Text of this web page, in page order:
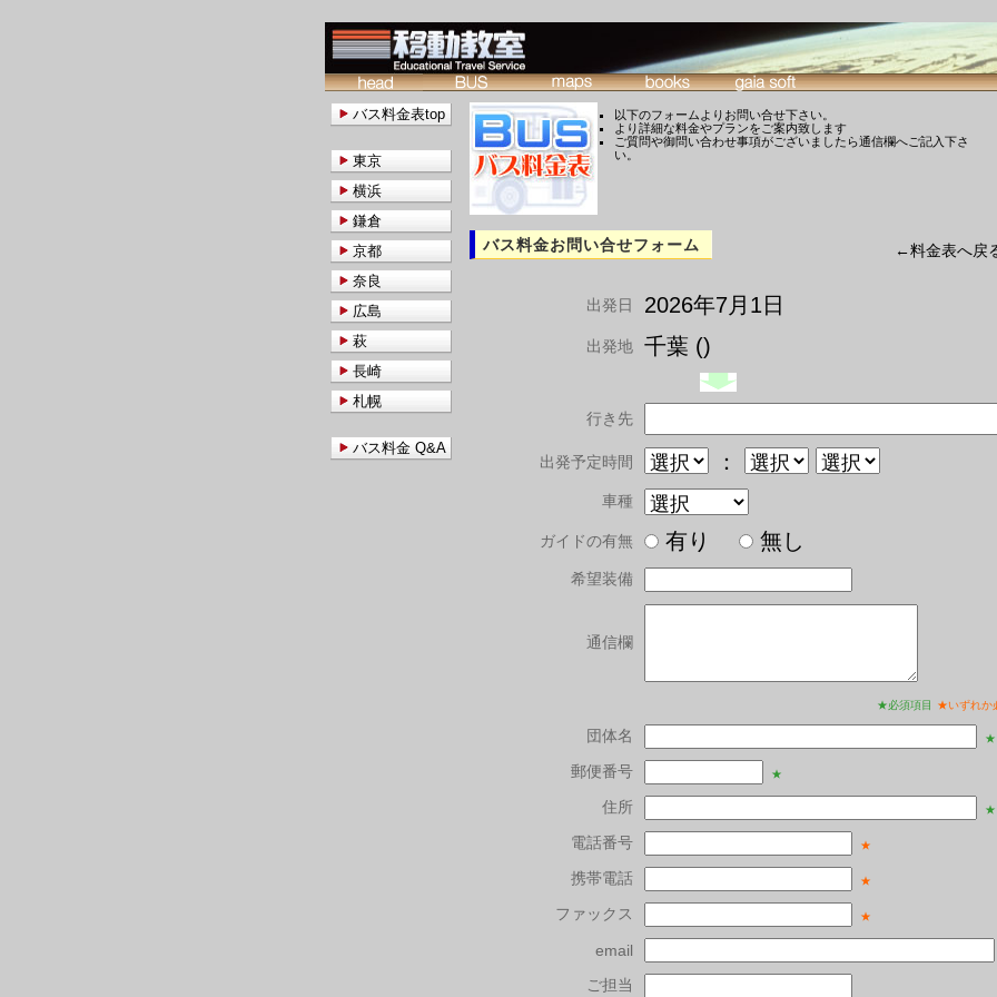
以下のフォームよりお問い合せ下さい。
より詳細な料金やプランをご案内致します
ご質問や御問い合わせ事項がございましたら通信欄へご記入下さ
い。
バス料金お問い合せフォーム ←料金表へ戻
出発日 2026年7月1日
出発地 千葉 ()
行き先
出発予定時間 ：
車種
ガイドの有無 有り 無し
希望装備
通信欄
★必須項目 ★いずれか
団体名 ★
郵便番号 ★
住所 ★
電話番号 ★
携帯電話 ★
ファックス ★
email
ご担当
バス料金表top
東京
横浜
鎌倉
京都
奈良
広島
萩
長崎
札幌
バス料金 Q&A